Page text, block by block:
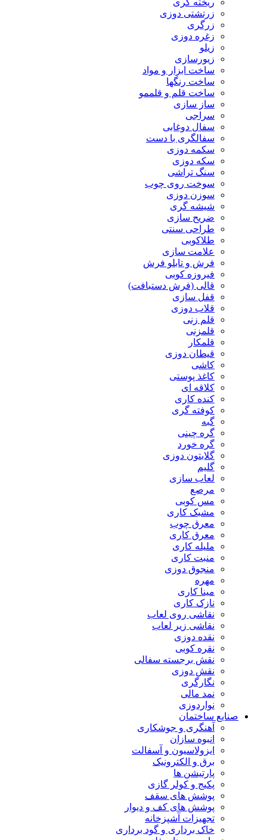
ریخته گری
زرتشتی دوزی
زرگری
زغره دوزی
زیلو
زیورسازی
ساخت ابزار و مواد
ساخت رنگها
ساخت قلم و قلممو
ساز سازی
سراجی
سفال دوغابی
سفالگری با دست
سکمه دوزی
سکه دوزی
سنگ تراشی
سوخت روی چوب
سوزن دوزی
شیشه گری
ضریح سازی
طراحی سنتی
طلاکوبی
علامت سازی
فرش و تابلو فرش
فیروزه کوبی
قالی (فرش دستبافت)
قفل سازی
قلاب دوزی
قلم زنی
قلمزنی
قلمکار
قیطان دوزی
کاشی
کاغذ پوستی
کلاقه ای
کنده کاری
کوفته گری
گبه
گره چینی
گره خورد
گلابتون دوزی
گلیم
لعاب سازی
مرصع
مس کوبی
مشبک کاری
معرق چوب
معرق کاری
مليله کاری
منبت کاری
منجوق دوزی
مهره
مینا کاری
نازک کاری
نقاشی روی لعاب
نقاشی زیر لعاب
نقده دوزی
نقره کوبی
نقش برجسته سفالی
نقش دوزی
نگارگری
نمد مالی
نواردوزی
صنایع ساختمان
آهنگری و جوشکاری
انبوه سازان
ایزولاسیون و آسفالت
برق و الکترونیک
پارتیشن ها
پکیج و کولر گازی
پوشش های سقف
پوشش های کف و دیوار
تجهیزات آشپزخانه
خاک برداری و گود برداری